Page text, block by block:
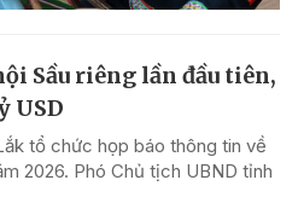
Sầu riêng lần đầu tiên,
USD
tổ chức họp báo thông tin về
2026. Phó Chủ tịch UBND tỉnh